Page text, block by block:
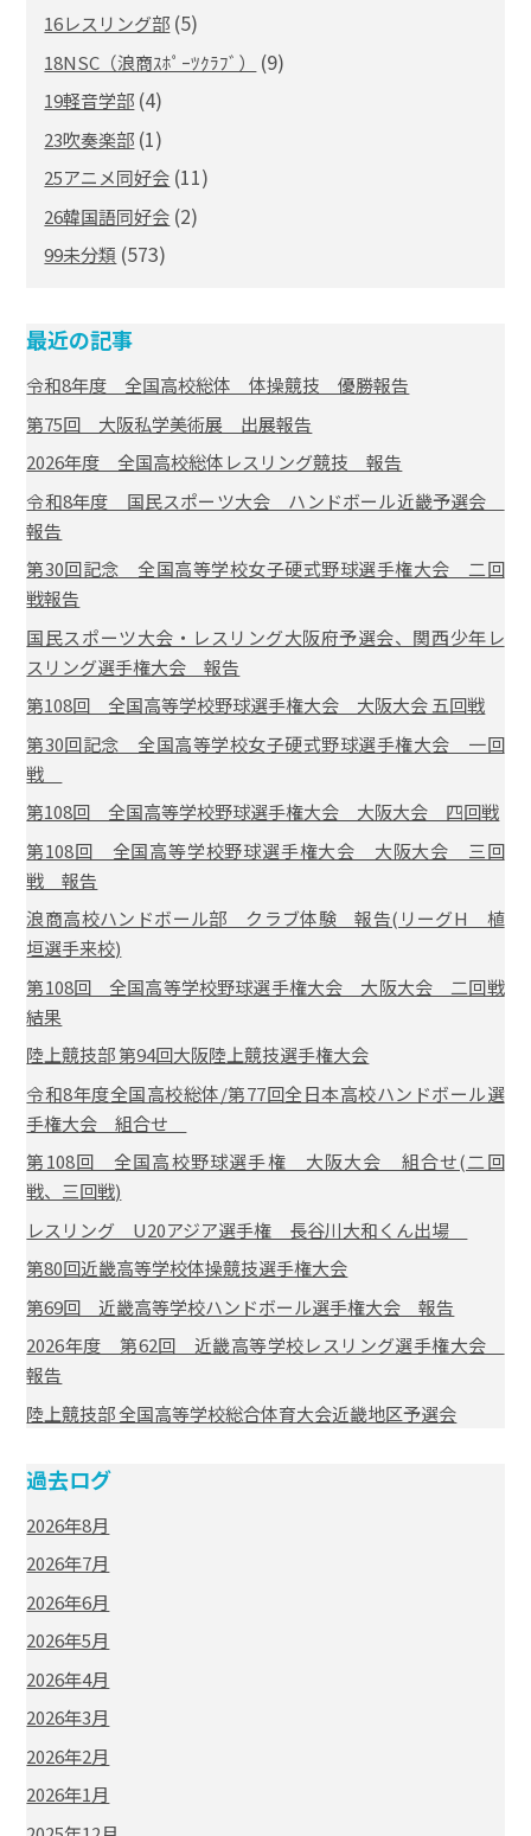
16レスリング部 (5)
18NSC（浪商ｽﾎﾟｰﾂｸﾗﾌﾞ） (9)
19軽音学部 (4)
23吹奏楽部 (1)
25アニメ同好会 (11)
26韓国語同好会 (2)
99未分類 (573)
最近の記事
令和8年度 全国高校総体 体操競技 優勝報告
第75回 大阪私学美術展 出展報告
2026年度 全国高校総体レスリング競技 報告
令和8年度 国民スポーツ大会 ハンドボール近畿予選会
報告
第30回記念 全国高等学校女子硬式野球選手権大会 二回
戦報告
国民スポーツ大会・レスリング大阪府予選会、関西少年レ
スリング選手権大会 報告
第108回 全国高等学校野球選手権大会 大阪大会 五回戦
第30回記念 全国高等学校女子硬式野球選手権大会 一回
戦
第108回 全国高等学校野球選手権大会 大阪大会 四回戦
第108回 全国高等学校野球選手権大会 大阪大会 三回
戦 報告
浪商高校ハンドボール部 クラブ体験 報告(リーグH 植
垣選手来校)
第108回 全国高等学校野球選手権大会 大阪大会 二回戦
結果
陸上競技部 第94回大阪陸上競技選手権大会
令和8年度全国高校総体/第77回全日本高校ハンドボール選
手権大会 組合せ
第108回 全国高校野球選手権 大阪大会 組合せ(二回
戦、三回戦)
レスリング U20アジア選手権 長谷川大和くん出場
第80回近畿高等学校体操競技選手権大会
第69回 近畿高等学校ハンドボール選手権大会 報告
2026年度 第62回 近畿高等学校レスリング選手権大会
報告
陸上競技部 全国高等学校総合体育大会近畿地区予選会
過去ログ
2026年8月
2026年7月
2026年6月
2026年5月
2026年4月
2026年3月
2026年2月
2026年1月